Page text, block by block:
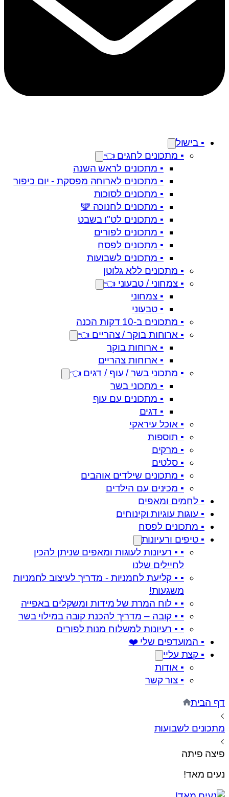
▪️ בישול
▪️ מתכונים לחגים 👈
▪️ מתכונים לראש השנה
▪️ מתכונים לארוחה מפסקת - יום כיפור
▪️ מתכונים לסוכות
▪️ מתכונים לחנוכה 🕎
▪️ מתכונים לט"ו בשבט
▪️ מתכונים לפורים
▪️ מתכונים לפסח
▪️ מתכונים לשבועות
▪️ מתכונים ללא גלוטן
▪️ צמחוני / טבעוני 👈
▪️ צמחוני
▪️ טבעוני
▪️ מתכונים ב-10 דקות הכנה
▪️ ארוחות בוקר / צהריים 👈
▪️ ארוחות בוקר
▪️ ארוחות צהריים
▪️ מתכוני בשר / עוף / דגים 👈
▪️ מתכוני בשר
▪️ מתכונים עם עוף
▪️ דגים
▪️ אוכל עיראקי
▪️ תוספות
▪️ מרקים
▪️ סלטים
▪️ מתכונים שילדים אוהבים
▪️ מכינים עם הילדים
▪️ לחמים ומאפים
▪️ עוגות עוגיות וקינוחים
▪️ מתכונים לפסח
▪️ טיפים ורעיונות
▪️ ▪️ רעיונות לעוגות ומאפים שניתן להכין
לחיילים שלנו
▪️ ▪️ קליעת לחמניות - מדריך לעיצוב לחמניות
משגעות!
▪️ ▪️ לוח המרת של מידות ומשקלים באפייה
▪️ ▪️ קובה – מדריך להכנת קובה במילוי בשר
▪️ ▪️ רעיונות למשלוח מנות לפורים
▪️ המועדפים שלי ❤️
▪️ קצת עליי
▪️ אודות
▪️ צור קשר
דף הבית
מתכונים לשבועות
פיצה פיתה
נעים מאד!